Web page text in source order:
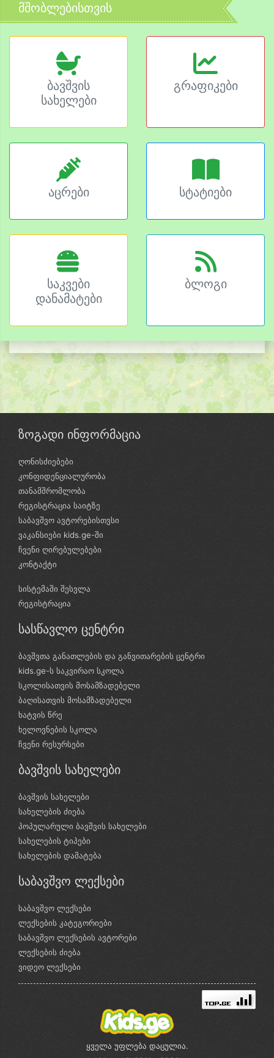
მშობლებისთვის
ბავშვის
სახელები
გრაფიკები
აცრები სტატიები
საკვები
დანამატები
ბლოგი
ზოგადი ინფორმაცია
ღონისძიებები
კონფიდენციალურობა
თანამშრომლობა
რეგისტრაცია საიტზე
საბავშვო ავტორებისთვსი
ვაკანსიები kids.ge-ში
ჩვენი ღირებულებები
კონტაქტი
სისტემაში შესვლა
რეგისტრაცია
სასწავლო ცენტრი
ბავშვთა განათლების და განვითარების ცენტრი
kids.ge-ს საკვირაო სკოლა
სკოლისათვის მოსამზადებელი
ბაღისათვის მოსამზადებელი
ხატვის წრე
ხელოვნების სკოლა
ჩვენი რესურსები
ბავშვის სახელები
ბავშვის სახელები
სახელების ძიება
პოპულარული ბავშვის სახელები
სახელების ტიპები
სახელების დამატება
საბავშვო ლექსები
საბავშვო ლექსები
ლექსების კატეგორიები
საბავშვო ლექსების ავტორები
ლექსების ძიება
ვიდეო ლექსები
ყველა უფლება დაცულია.